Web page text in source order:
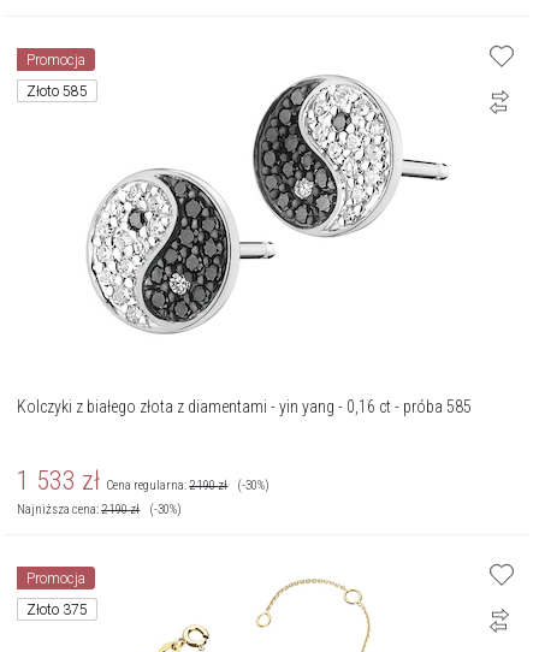
Promocja
Złoto 585
Kolczyki z białego złota z diamentami - yin yang - 0,16 ct - próba 585
1 533 zł Cena regularna:2 190zł
(-30%)
Najniższa cena:2 190zł (-30%)
Promocja
Złoto 375